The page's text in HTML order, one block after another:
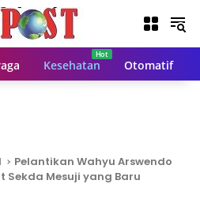
Kesehatan Otomatif
Pelantikan Wahyu Arswendo
Sekda Mesuji yang Baru